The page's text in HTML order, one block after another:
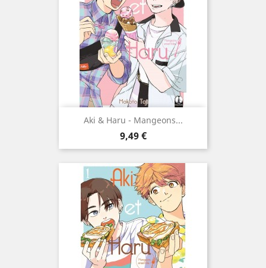
Aki & Haru - Mangeons...
Prix
9,49 €